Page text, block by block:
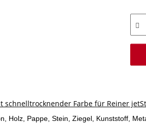
schnelltrocknender Farbe für Reiner
Holz, Pappe, Stein, Ziegel, Kunststoff,